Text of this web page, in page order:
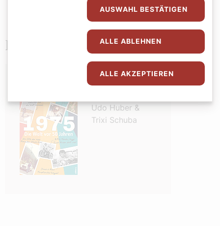
Passende Buchtipps
Udo Huber &
Trixi Schuba
AUSWAHL BESTÄTIGEN
ALLE ABLEHNEN
ALLE AKZEPTIEREN